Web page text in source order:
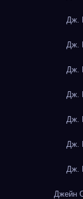
Дж.
Дж.
Дж.
Дж.
Дж.
Дж.
Дж.
Джейн